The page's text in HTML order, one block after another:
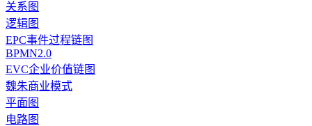
关系图
逻辑图
EPC事件过程链图
BPMN2.0
EVC企业价值链图
魏朱商业模式
平面图
电路图